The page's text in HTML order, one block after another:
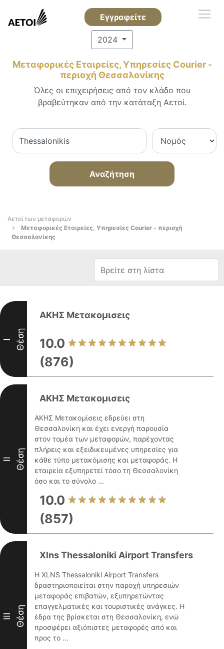
Εγγραφείτε
2024
Μεταφορικές Εταιρείες, Υπηρεσίες Courier -
περιοχή Θεσσαλονίκης
Όλες οι επιχειρήσεις από τον κλάδο που
βραβεύτηκαν από την κατάταξη Αετοί.
Αναζήτηση
Αετοί των μεταφορών
Μεταφορικές Εταιρείες, Υπηρεσίες Courier - περιοχή
Θεσσαλονίκης
I Θέση
ΑΚΗΣ Μετακομισεις
10.0
(876)
II Θέση
ΑΚΗΣ Μετακομισεις
ΑΚΗΣ Μετακομίσεις εδρεύει στη
Θεσσαλονίκη και έχει ενεργή παρουσία
στον τομέα των μεταφορών, παρέχοντας
πλήρεις και εξειδικευμένες υπηρεσίες για
κάθε τύπο μετακόμισης και μεταφοράς. Η
εταιρεία εξυπηρετεί τόσο τη Θεσσαλονίκη
όσο και το σύνολο ...
10.0
(857)
III Θέση
Xlns Thessaloniki Airport Transfers
Η XLNS Thessaloniki Airport Transfers
δραστηριοποιείται στην παροχή υπηρεσιών
μεταφοράς επιβατών, εξυπηρετώντας
επαγγελματικές και τουριστικές ανάγκες. Η
έδρα της βρίσκεται στη Θεσσαλονίκη, ενώ
προσφέρει αξιόπιστες μεταφορές από και
προς το ...